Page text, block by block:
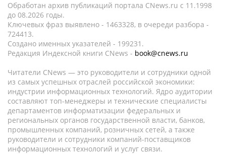
Обработан архив публикаций портала CNews.ru c 11.1998
до 08.2026 годы.
Ключевых фраз выявлено - 1463328, в очереди разбора -
724413.
Создано именных указателей - 199231.
Редакция Индексной книги CNews - book@cnews.ru
Читатели CNews — это руководители и сотрудники одной
из самых успешных отраслей российской экономики:
индустрии информационных технологий. Ядро аудитории
составляют топ-менеджеры и технические специалисты
департаментов информатизации федеральных и
региональных органов государственной власти, банков,
промышленных компаний, розничных сетей, а также
руководители и сотрудники компаний-поставщиков
информационных технологий и услуг связи.